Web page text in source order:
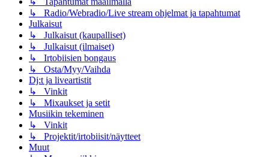
↳ Radio/Webradio/Live stream ohjelmat ja tapahtumat
Julkaisut
↳ Julkaisut (kaupalliset)
↳ Julkaisut (ilmaiset)
↳ Irtobiisien bongaus
↳ Osta/Myy/Vaihda
Dj:t ja liveartistit
↳ Vinkit
↳ Mixaukset ja setit
Musiikin tekeminen
↳ Vinkit
↳ Projektit/irtobiisit/näytteet
Muut